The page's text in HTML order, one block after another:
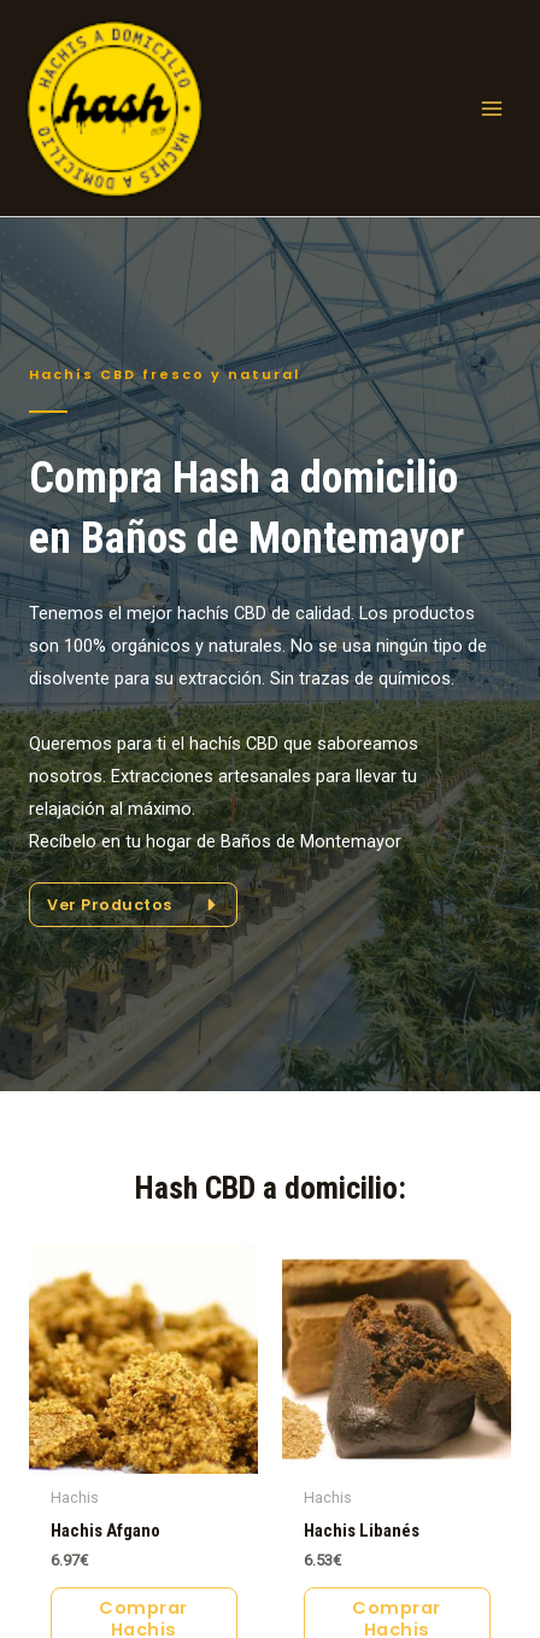
contenido
Hachís CBD fresco y natural
Compra Hash a domicilio
en Baños de Montemayor
Tenemos el mejor hachís CBD de calidad. Los productos
son 100% orgánicos y naturales. No se usa ningún tipo de
disolvente para su extracción. Sin trazas de químicos.
Queremos para ti el hachís CBD que saboreamos
nosotros. Extracciones artesanales para llevar tu
relajación al máximo.
Recíbelo en tu hogar de Baños de Montemayor
Ver Productos
Hash CBD a domicilio:​
Hachis
Hachis Afgano
6.97€
Comprar
Hachis
Hachis
Hachis Libanés
6.53€
Comprar
Hachis